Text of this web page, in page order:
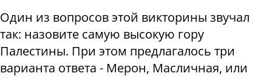
Один из вопросов этой викторины звучал
так: назовите самую высокую гору
Палестины. При этом предлагалось три
варианта ответа - Мерон, Масличная, или